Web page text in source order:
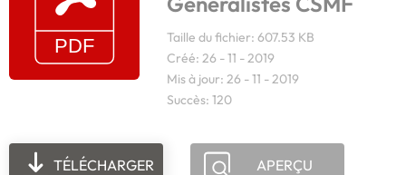
Taille du fichier: 607.53 KB
Créé: 26 - 11 - 2019
Mis à jour: 26 - 11 - 2019
Succès: 120
TÉLÉCHARGER APERÇU